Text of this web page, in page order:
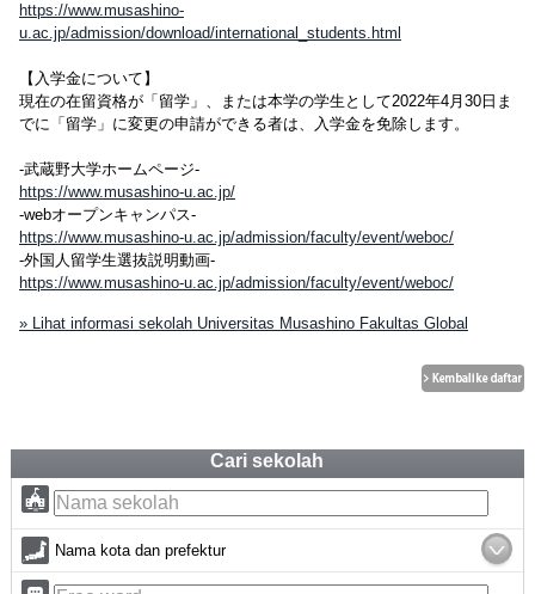
https://www.musashino-
u.ac.jp/admission/download/international_students.html
【入学金について】
現在の在留資格が「留学」、または本学の学生として2022年4月30日ま
でに「留学」に変更の申請ができる者は、入学金を免除します。
-武蔵野大学ホームページ-
https://www.musashino-u.ac.jp/
-webオープンキャンパス-
https://www.musashino-u.ac.jp/admission/faculty/event/weboc/
-外国人留学生選抜説明動画-
https://www.musashino-u.ac.jp/admission/faculty/event/weboc/
» Lihat informasi sekolah Universitas Musashino Fakultas Global
Cari sekolah
Nama kota dan prefektur